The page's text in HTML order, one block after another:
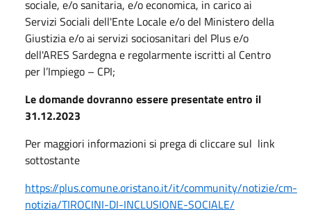
sociale, e/o sanitaria, e/o economica, in carico ai
Servizi Sociali dell'Ente Locale e/o del Ministero della
Giustizia e/o ai servizi sociosanitari del Plus e/o
dell'ARES Sardegna e regolarmente iscritti al Centro
per l’Impiego – CPI;
Le domande dovranno essere presentate entro il
31.12.2023
Per maggiori informazioni si prega di cliccare sul link
sottostante
https://plus.comune.oristano.it/it/community/notizie/cm-
notizia/TIROCINI-DI-INCLUSIONE-SOCIALE/